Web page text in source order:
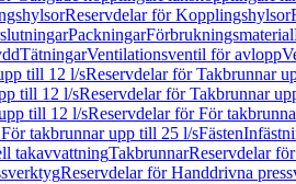
Reservdelar för Kopplingshylsor
PackningarFörbrukningsmaterial
TätningarVentilationsventil för avlopp
till 12 l/sReservdelar för Takbrunnar
till 12 l/sReservdelar för Takbrunnar
till 12 l/sReservdelar för För
takbrunnar upp till 25 l/sFästen
takavvattningTakbrunnarReservdelar
Reservdelar för Handdrivna